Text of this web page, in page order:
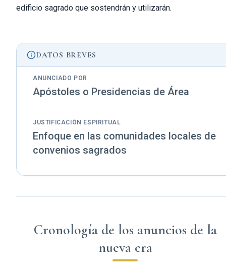
edificio sagrado que sostendrán y utilizarán.
DATOS BREVES
ANUNCIADO POR
Apóstoles o Presidencias de Área
JUSTIFICACIÓN ESPIRITUAL
Enfoque en las comunidades locales de
convenios sagrados
Cronología de los anuncios de la
nueva era